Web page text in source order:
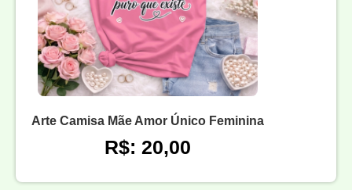
Arte Camisa Mãe Amor Único Feminina
R$: 20,00